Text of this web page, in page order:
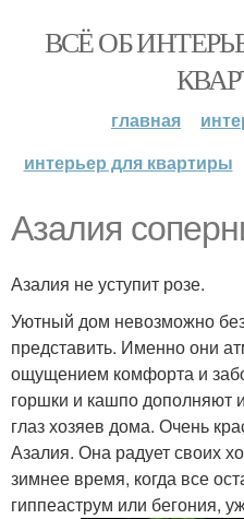
ВСЁ ОБ
главная
интерьер для квартиры
Азалия
Азалия не уступит розе.
Уютный дом невозможно
представить. Именно они
ощущением комфорта и
горшки и кашпо дополняют
глаз хозяев дома. Очень
Азалия. Она радует своих
зимнее время, когда все
гиппеаструм или бегония,